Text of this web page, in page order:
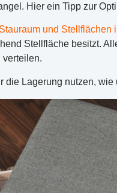
Hier ein Tipp zur
Stauraum und Stellflächen
Stellfläche besitzt.
verteilen.
die Lagerung nutzen, wie